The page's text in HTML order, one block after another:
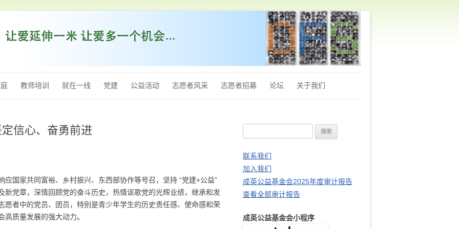
至
内
教师培训 就在一线 党建 公益活动 志愿者风采 志愿者招募 论坛 关于我们
信心、奋勇前进
国家共同富裕、乡村振兴、东西部协作等号召，坚持 “党建+公益”
新党章，深情回顾党的奋斗历史，热情讴歌党的光辉业绩，继承和发
愿者中的党员、团员，特别是青少年学生的历史责任感、使命感和荣
质量发展的强大动力。
：
联系我们
加入我们
成英公益基金会2025年度审计报告
查看全部审计报告
成英公益基金会小程序